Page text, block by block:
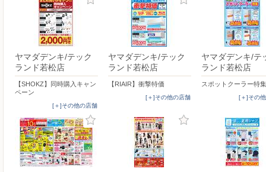
ヤマダデンキ/テック
ランド若松店
【SHOKZ】同時購入キャン
ペーン
[＋]その他の店舗
ヤマダデンキ/テック
ランド若松店
【RIAIR】衝撃特価
[＋]その他の店舗
ヤマダデンキ/テ
ランド若松店
スポットクーラー特集
[＋]その